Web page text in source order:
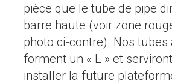
pièce que le tube de pipe
barre haute (voir zone
photo ci-contre). Nos tubes
forment un « L » et
installer la future